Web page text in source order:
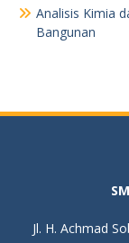
Analisis Kimia
Bangunan
Jl. H. Achmad